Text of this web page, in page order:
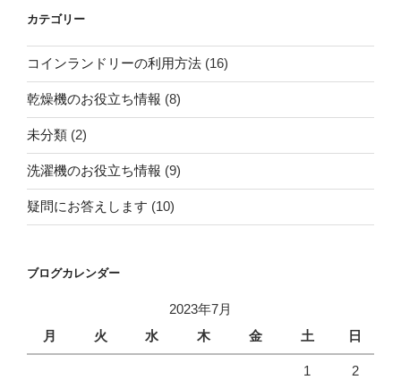
カテゴリー
コインランドリーの利用方法 (16)
乾燥機のお役立ち情報 (8)
未分類 (2)
洗濯機のお役立ち情報 (9)
疑問にお答えします (10)
ブログカレンダー
2023年7月
月
火 水 木 金 土 日
1 2